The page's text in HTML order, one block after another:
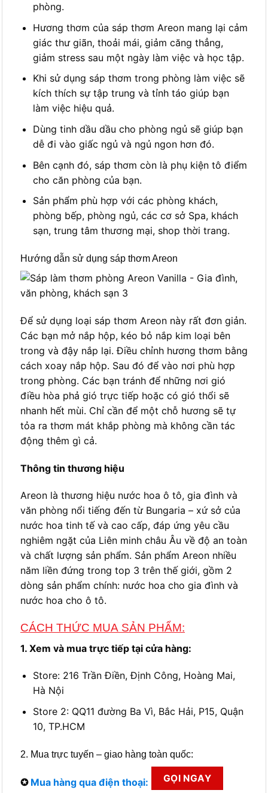
phòng.
Hương thơm của sáp thơm Areon mang lại cảm
giác thư giãn, thoải mái, giảm căng thẳng,
giảm stress sau một ngày làm việc và học tập.
Khi sử dụng sáp thơm trong phòng làm việc sẽ
kích thích sự tập trung và tỉnh táo giúp bạn
làm việc hiệu quả.
Dùng tinh dầu dầu cho phòng ngủ sẽ giúp bạn
dễ đi vào giấc ngủ và ngủ ngon hơn đó.
Bên cạnh đó, sáp thơm còn là phụ kiện tô điểm
cho căn phòng của bạn.
Sản phẩm phù hợp với các phòng khách,
phòng bếp, phòng ngủ, các cơ sở Spa, khách
sạn, trung tâm thương mại, shop thời trang.
Hướng dẫn sử dụng sáp thơm Areon
Để sử dụng loại sáp thơm Areon này rất đơn giản.
Các bạn mở nắp hộp, kéo bỏ nắp kim loại bên
trong và đậy nắp lại. Điều chỉnh hương thơm bằng
cách xoay nắp hộp. Sau đó để vào nơi phù hợp
trong phòng. Các bạn tránh để những nơi gió
điều hòa phả gió trực tiếp hoặc có gió thổi sẽ
nhanh hết mùi. Chỉ cần để một chỗ hương sẽ tự
tỏa ra thơm mát khắp phòng mà không cần tác
động thêm gì cả.
Thông tin thương hiệu
Areon là thương hiệu nước hoa ô tô, gia đình và
văn phòng nổi tiếng đến từ Bungaria – xứ sở của
nước hoa tinh tế và cao cấp, đáp ứng yêu cầu
nghiêm ngặt của Liên minh châu Âu về độ an toàn
và chất lượng sản phẩm. Sản phẩm Areon nhiều
năm liền đứng trong top 3 trên thế giới, gồm 2
dòng sản phẩm chính: nước hoa cho gia đình và
nước hoa cho ô tô.
CÁCH THỨC MUA SẢN PHẨM:
1. Xem và mua trực tiếp tại cửa hàng:
Store: 216 Trần Điền, Định Công, Hoàng Mai,
Hà Nội
Store 2: QQ11 đường Ba Vì, Bắc Hải, P15, Quận
10, TP.HCM
2. Mua trực tuyến – giao hàng toàn quốc:
✪ Mua hàng qua điện thoại: GỌI NGAY